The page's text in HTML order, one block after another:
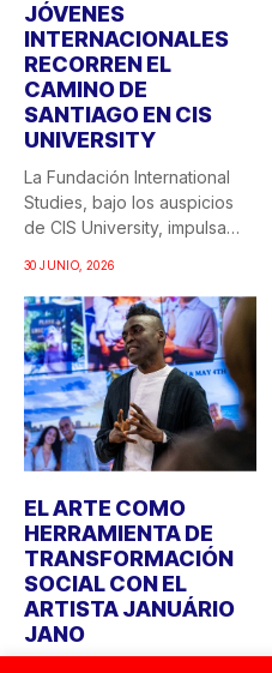
JÓVENES
INTERNACIONALES
RECORREN EL
CAMINO DE
SANTIAGO EN CIS
UNIVERSITY
La Fundación International
Studies, bajo los auspicios
de CIS University, impulsa
30 JUNIO, 2026
EL ARTE COMO
HERRAMIENTA DE
TRANSFORMACIÓN
SOCIAL CON EL
ARTISTA JANUÁRIO
JANO